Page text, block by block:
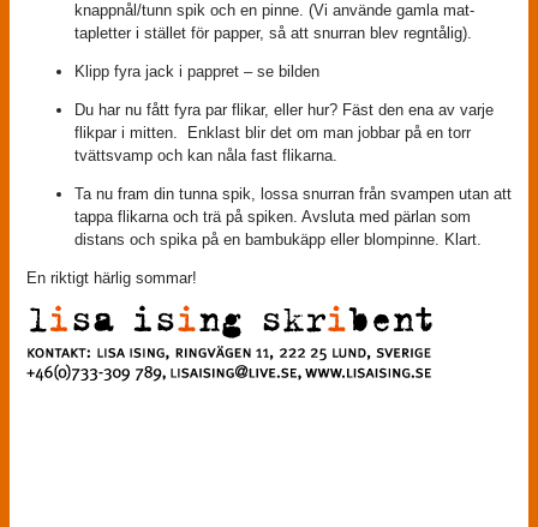
knappnål/tunn spik och en pinne. (Vi använde gamla mat-
tapletter i stället för papper, så att snurran blev regntålig).
Klipp fyra jack i pappret – se bilden
Du har nu fått fyra par flikar, eller hur? Fäst den ena av varje
flikpar i mitten. Enklast blir det om man jobbar på en torr
tvättsvamp och kan nåla fast flikarna.
Ta nu fram din tunna spik, lossa snurran från svampen utan att
tappa flikarna och trä på spiken. Avsluta med pärlan som
distans och spika på en bambukäpp eller blompinne. Klart.
En riktigt härlig sommar!